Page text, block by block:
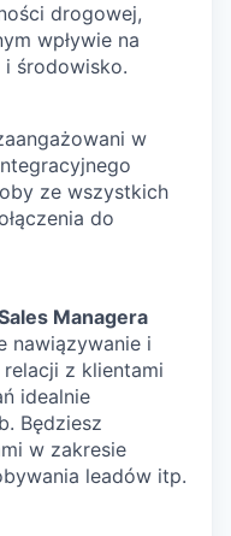
drogowej,
wpływie na
i środowisko.
w
ze wszystkich
do
Managera
nawiązywanie i
z klientami
idealnie
Będziesz
w zakresie
leadów itp.